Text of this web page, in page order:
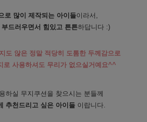
로 많이 제작되는 아이들이라서,
드러우면서 힘있고 튼튼하답니다 :)
도 않은 정말 적당히 도톰한 두께감으로
로 사용하셔도 무리가 없으실거예요^^
하실 무지쿠션을 찾으시는 분들께
추천드리고 싶은 아이들 이랍니다.